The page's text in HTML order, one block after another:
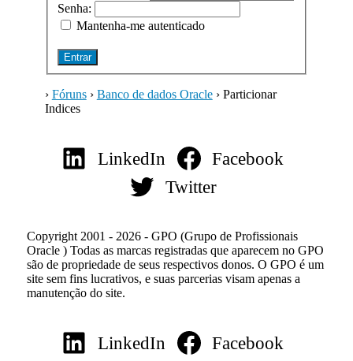
Senha:
Mantenha-me autenticado
Entrar
› Fóruns › Banco de dados Oracle › Particionar
Indices
LinkedIn
Facebook
Twitter
Copyright 2001 - 2026 - GPO (Grupo de Profissionais
Oracle ) Todas as marcas registradas que aparecem no GPO
são de propriedade de seus respectivos donos. O GPO é um
site sem fins lucrativos, e suas parcerias visam apenas a
manutenção do site.
LinkedIn
Facebook